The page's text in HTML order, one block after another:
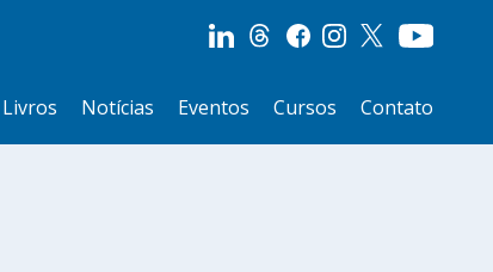
Livros Notícias Eventos Cursos Contato